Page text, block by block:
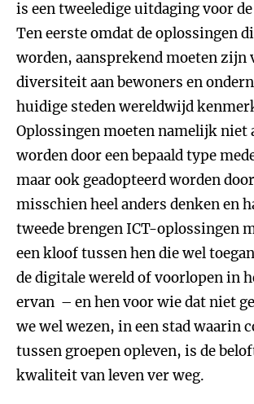
is een tweeledige uitdaging voor
Ten eerste omdat de oplossingen
worden, aansprekend moeten zijn
diversiteit aan bewoners en
huidige steden wereldwijd
Oplossingen moeten namelijk niet
worden door een bepaald type
maar ook geadopteerd worden
misschien heel anders denken en
tweede brengen ICT-oplossingen
een kloof tussen hen die wel
de digitale wereld of voorlopen in
ervan – en hen voor wie dat niet
we wel wezen, in een stad waarin
tussen groepen opleven, is de
kwaliteit van leven ver weg.